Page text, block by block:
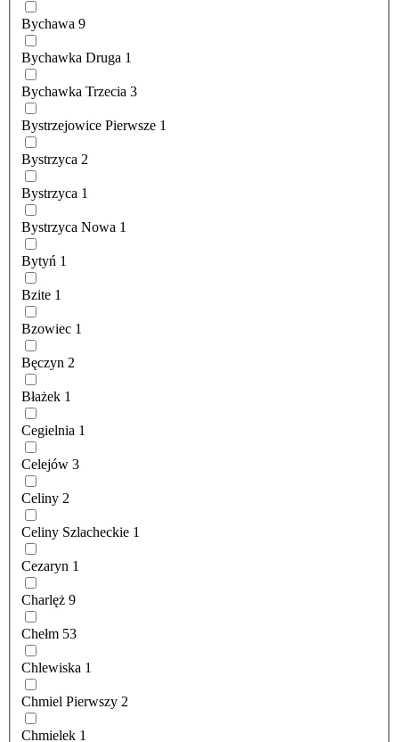
Bychawa 9
Bychawka Druga 1
Bychawka Trzecia 3
Bystrzejowice Pierwsze 1
Bystrzyca 2
Bystrzyca 1
Bystrzyca Nowa 1
Bytyń 1
Bzite 1
Bzowiec 1
Bęczyn 2
Błażek 1
Cegielnia 1
Celejów 3
Celiny 2
Celiny Szlacheckie 1
Cezaryn 1
Charlęż 9
Chełm 53
Chlewiska 1
Chmiel Pierwszy 2
Chmielek 1